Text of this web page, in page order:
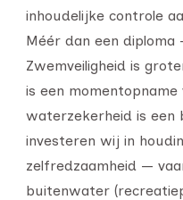
inhoudelijke controle
Méér dan een
Zwemveiligheid is
is een momentopname
waterzekerheid is een
investeren wij in
zelfredzaamheid —
buitenwater